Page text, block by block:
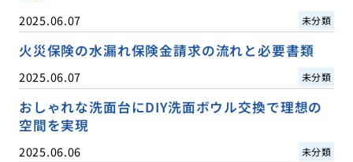
2025.06.07 未分類
火災保険の水漏れ保険金請求の流れと必要書類
2025.06.07 未分類
おしゃれな洗面台にDIY洗面ボウル交換で理想の
空間を実現
2025.06.06 未分類